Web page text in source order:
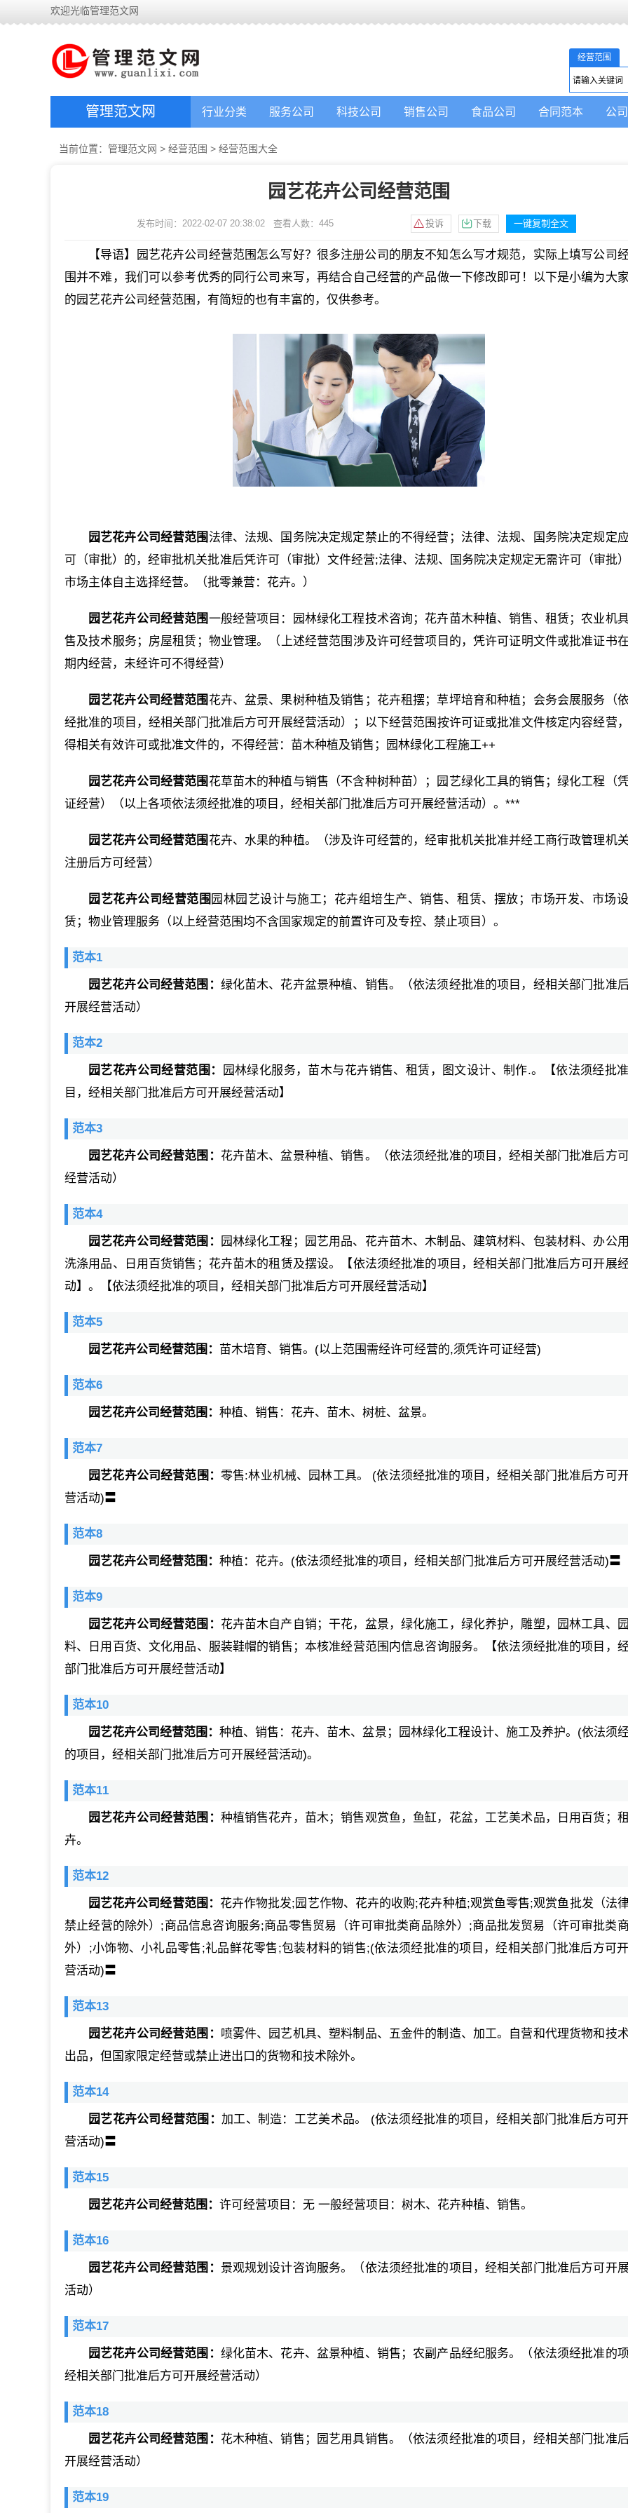
欢迎光临管理范文网
经营范围
管理范文网 行业分类 服务公司 科技公司 销售公司 食品公司 合同范本 公
当前位置： 管理范文网 > 经营范围 > 经营范围大全
园艺花卉公司经营范围
发布时间：2022-02-07 20:38:02 查看人数： 445 投诉 下载 一键复制全文
【导语】园艺花卉公司经营范围怎么写好？很多注册公司的朋友不知怎么写才规范，实际上填写公司
围并不难，我们可以参考优秀的同行公司来写，再结合自己经营的产品做一下修改即可！以下是小编为大
的园艺花卉公司经营范围，有简短的也有丰富的，仅供参考。
园艺花卉公司经营范围 法律、法规、国务院决定规定禁止的不得经营；法律、法规、国务院决定规定
可（审批）的，经审批机关批准后凭许可（审批）文件经营;法律、法规、国务院决定规定无需许可（审批）
市场主体自主选择经营。（批零兼营：花卉。）
园艺花卉公司经营范围一般经营项目：园林绿化工程技术咨询；花卉苗木种植、销售、租赁；农业机
售及技术服务；房屋租赁；物业管理。（上述经营范围涉及许可经营项目的，凭许可证明文件或批准证书
期内经营，未经许可不得经营）
园艺花卉公司经营范围 花卉、盆景、果树种植及销售；花卉租摆；草坪培育和种植；会务会展服务（
经批准的项目，经相关部门批准后方可开展经营活动）；以下经营范围按许可证或批准文件核定内容经营
得相关有效许可或批准文件的，不得经营：苗木种植及销售；园林绿化工程施工++
园艺花卉公司经营范围 花草苗木的种植与销售（不含种树种苗）；园艺绿化工具的销售；绿化工程（
证经营）（以上各项依法须经批准的项目，经相关部门批准后方可开展经营活动）。***
园艺花卉公司经营范围 花卉、水果的种植。（涉及许可经营的，经审批机关批准并经工商行政管理机
注册后方可经营）
园艺花卉公司经营范围 园林园艺设计与施工；花卉组培生产、销售、租赁、摆放；市场开发、市场
赁；物业管理服务（以上经营范围均不含国家规定的前置许可及专控、禁止项目）。
范本1
园艺花卉公司经营范围： 绿化苗木、花卉盆景种植、销售。（依法须经批准的项目，经相关部门批准
开展经营活动）
范本2
园艺花卉公司经营范围：
园林绿化服务，苗木与花卉销售、租赁，图文设计、制作.。【依法须经批
目，经相关部门批准后方可开展经营活动】
范本3
园艺花卉公司经营范围： 花卉苗木、盆景种植、销售。（依法须经批准的项目，经相关部门批准后方
经营活动）
范本4
园艺花卉公司经营范围：
园林绿化工程；园艺用品、花卉苗木、木制品、建筑材料、包装材料、办公用
洗涤用品、日用百货销售；花卉苗木的租赁及摆设。【依法须经批准的项目，经相关部门批准后方可开展
动】。【依法须经批准的项目，经相关部门批准后方可开展经营活动】
范本5
园艺花卉公司经营范围： 苗木培育、销售。(以上范围需经许可经营的,须凭许可证经营)
范本6
园艺花卉公司经营范围： 种植、销售：花卉、苗木、树桩、盆景。
范本7
园艺花卉公司经营范围： 零售:林业机械、园林工具。 (依法须经批准的项目，经相关部门批准后方可
营活动)〓
范本8
园艺花卉公司经营范围： 种植：花卉。(依法须经批准的项目，经相关部门批准后方可开展经营活动)〓
范本9
园艺花卉公司经营范围： 花卉苗木自产自销；干花，盆景，绿化施工，绿化养护，雕塑，园林工具、
料、日用百货、文化用品、服装鞋帽的销售；本核准经营范围内信息咨询服务。【依法须经批准的项目，
部门批准后方可开展经营活动】
范本10
园艺花卉公司经营范围：种植、销售：花卉、苗木、盆景；园林绿化工程设计、施工及养护。(依法须
的项目，经相关部门批准后方可开展经营活动)。
范本11
园艺花卉公司经营范围： 种植销售花卉，苗木；销售观赏鱼，鱼缸，花盆，工艺美术品，日用百货；
卉。
范本12
园艺花卉公司经营范围： 花卉作物批发;园艺作物、花卉的收购;花卉种植;观赏鱼零售;观赏鱼批发（法
禁止经营的除外）;商品信息咨询服务;商品零售贸易（许可审批类商品除外）;商品批发贸易（许可审批类
外）;小饰物、小礼品零售;礼品鲜花零售;包装材料的销售;(依法须经批准的项目，经相关部门批准后方可
营活动)〓
范本13
园艺花卉公司经营范围： 喷雾件、园艺机具、塑料制品、五金件的制造、加工。自营和代理货物和技
出品，但国家限定经营或禁止进出口的货物和技术除外。
范本14
园艺花卉公司经营范围：加工、制造：工艺美术品。 (依法须经批准的项目，经相关部门批准后方可
营活动)〓
范本15
园艺花卉公司经营范围： 许可经营项目：无 一般经营项目：树木、花卉种植、销售。
范本16
园艺花卉公司经营范围： 景观规划设计咨询服务。（依法须经批准的项目，经相关部门批准后方可开
活动）
范本17
园艺花卉公司经营范围： 绿化苗木、花卉、盆景种植、销售；农副产品经纪服务。（依法须经批准的项
经相关部门批准后方可开展经营活动）
范本18
园艺花卉公司经营范围： 花木种植、销售；园艺用具销售。（依法须经批准的项目，经相关部门批准
开展经营活动）
范本19